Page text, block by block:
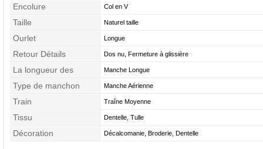
Encolure Col en V
Taille Naturel taille
Ourlet Longue
Retour Détails Dos nu, Fermeture à glissière
La longueur des
manches
Manche Longue
Type de manchon Manche Aérienne
Train Traîne Moyenne
Tissu Dentelle, Tulle
Décoration Décalcomanie, Broderie, Dentelle